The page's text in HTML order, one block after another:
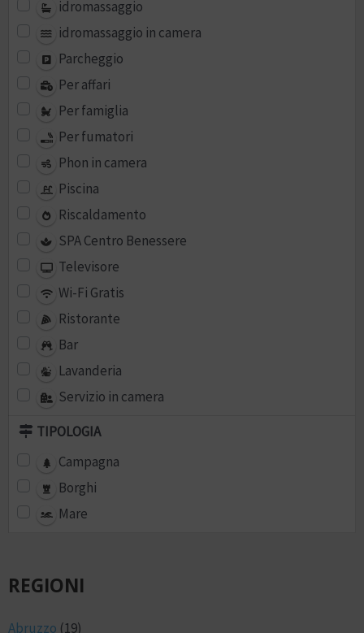
idromassaggio
idromassaggio in camera
Parcheggio
Per affari
Per famiglia
Per fumatori
Phon in camera
Piscina
Riscaldamento
SPA Centro Benessere
Televisore
Wi-Fi Gratis
Ristorante
Bar
Lavanderia
Servizio in camera
TIPOLOGIA
Campagna
Borghi
Mare
REGIONI
Abruzzo (19)